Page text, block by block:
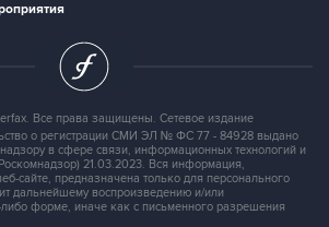
Все права защищены. Сетевое издание
о регистрации СМИ ЭЛ № ФС 77 - 84928 выдано
в сфере связи, информационных технологий и
21.03.2023. Вся информация,
сайте, предназначена только для персонального
дальнейшему воспроизведению и/или
форме, иначе как с письменного разрешения